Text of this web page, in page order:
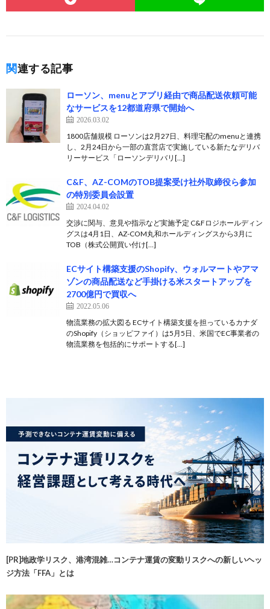
関連する記事
ローソン、menuとアプリ経由で商品配送依頼可能
なサービスを12都道府県で開始へ
2026.03.02
1800店舗規模 ローソンは2月27日、料理宅配のmenuと連携
し、2月24日から一部の直営店で実施している新たなデリバ
リーサービス「ローソンデリバリ[…]
C&F、AZ-COMのTOB提案受け社外取締役ら参加
の特別委員会設置
2024.04.02
交渉に関与、意見や指示など実施予定 C&Fロジホールディン
グスは4月1日、AZ-COM丸和ホールディングスから3月に
TOB（株式公開買い付け[…]
ECサイト構築支援のShopify、ウォルマートやアマ
ゾンの商品配送など手掛ける米スタートアップを
2700億円で買収へ
2022.05.06
物流業務の拡大図る ECサイト構築支援を担っているカナダ
のShopify（ショッピファイ）は5月5日、米国でEC事業者の
物流業務を包括的にサポートする[…]
[PR]地政学リスク、港湾混雑…コンテナ運賃の変動リスクへの新しいヘッ
ジ方法「FFA」とは